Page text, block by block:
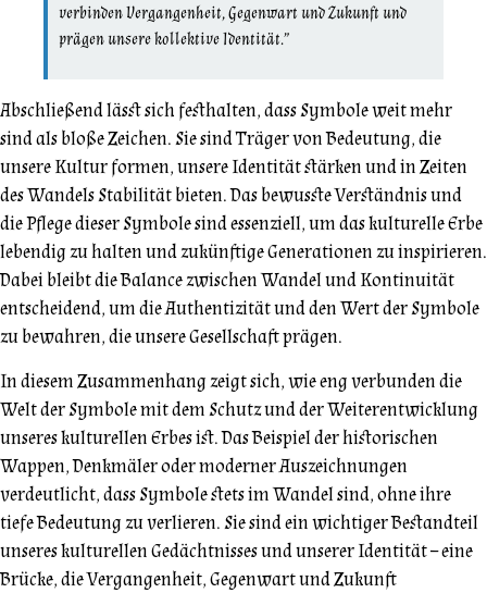
verbinden Vergangenheit, Gegenwart und Zukunft und
prägen unsere kollektive Identität.”
Abschließend lässt sich festhalten, dass Symbole weit mehr
sind als bloße Zeichen. Sie sind Träger von Bedeutung, die
unsere Kultur formen, unsere Identität stärken und in Zeiten
des Wandels Stabilität bieten. Das bewusste Verständnis und
die Pflege dieser Symbole sind essenziell, um das kulturelle Erbe
lebendig zu halten und zukünftige Generationen zu inspirieren.
Dabei bleibt die Balance zwischen Wandel und Kontinuität
entscheidend, um die Authentizität und den Wert der Symbole
zu bewahren, die unsere Gesellschaft prägen.
In diesem Zusammenhang zeigt sich, wie eng verbunden die
Welt der Symbole mit dem Schutz und der Weiterentwicklung
unseres kulturellen Erbes ist. Das Beispiel der historischen
Wappen, Denkmäler oder moderner Auszeichnungen
verdeutlicht, dass Symbole stets im Wandel sind, ohne ihre
tiefe Bedeutung zu verlieren. Sie sind ein wichtiger Bestandteil
unseres kulturellen Gedächtnisses und unserer Identität – eine
Brücke, die Vergangenheit, Gegenwart und Zukunft